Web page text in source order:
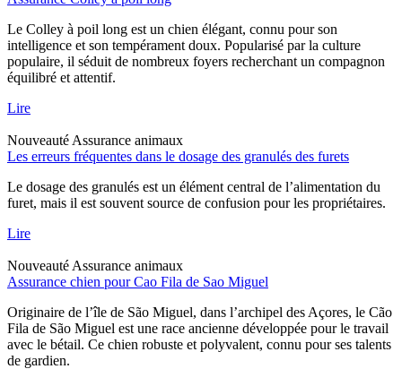
Le Colley à poil long est un chien élégant, connu pour son
intelligence et son tempérament doux. Popularisé par la culture
populaire, il séduit de nombreux foyers recherchant un compagnon
équilibré et attentif.
Lire
Nouveauté Assurance animaux
Les erreurs fréquentes dans le dosage des granulés des furets
Le dosage des granulés est un élément central de l’alimentation du
furet, mais il est souvent source de confusion pour les propriétaires.
Lire
Nouveauté Assurance animaux
Assurance chien pour Cao Fila de Sao Miguel
Originaire de l’île de São Miguel, dans l’archipel des Açores, le Cão
Fila de São Miguel est une race ancienne développée pour le travail
avec le bétail. Ce chien robuste et polyvalent, connu pour ses talents
de gardien.